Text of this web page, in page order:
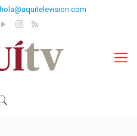
hola@aquitelevision.com